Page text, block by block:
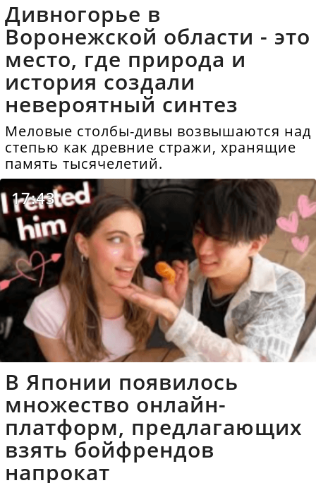
Дивногорье в
Воронежской области - это
место, где природа и
история создали
невероятный синтез
Меловые столбы-дивы возвышаются над
степью как древние стражи, хранящие
память тысячелетий.
17:43
В Японии появилось
множество онлайн-
платформ, предлагающих
взять бойфрендов
напрокат